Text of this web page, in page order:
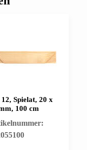
Spielat, 20 x
100 cm